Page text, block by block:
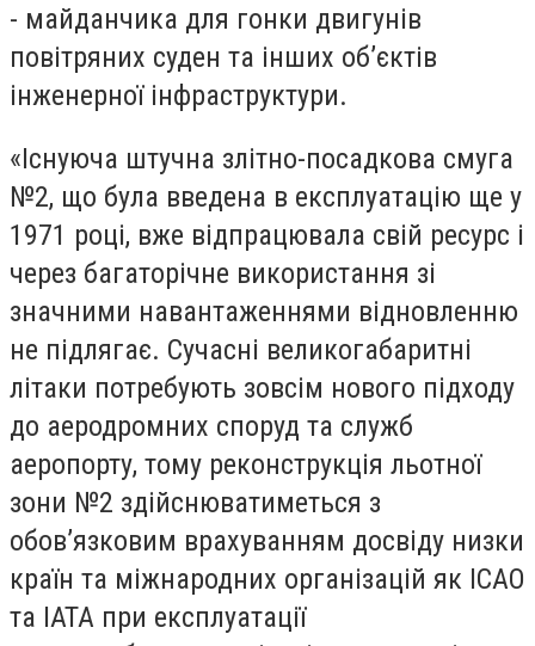
- майданчика для гонки двигунів
повітряних суден та інших об’єктів
інженерної інфраструктури.
«Існуюча штучна злітно-посадкова смуга
№2, що була введена в експлуатацію ще у
1971 році, вже відпрацювала свій ресурс і
через багаторічне використання зі
значними навантаженнями відновленню
не підлягає. Сучасні великогабаритні
літаки потребують зовсім нового підходу
до аеродромних споруд та служб
аеропорту, тому реконструкція льотної
зони №2 здійснюватиметься з
обов’язковим врахуванням досвіду низки
країн та міжнародних організацій як ICAO
та IATA при експлуатації